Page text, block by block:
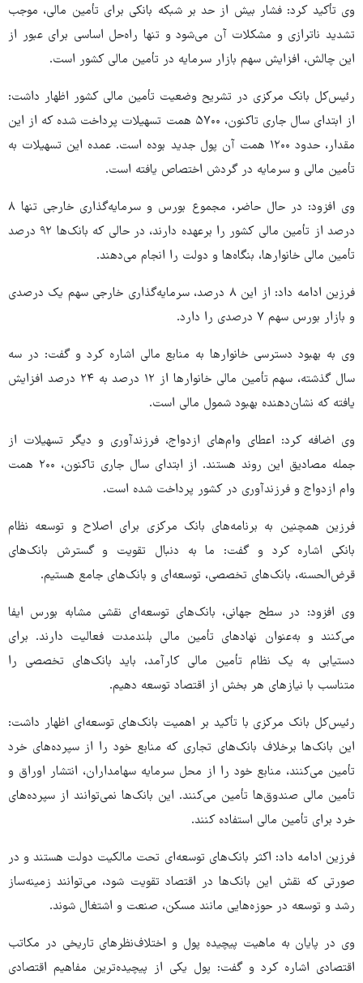
وی تأکید کرد: فشار بیش از حد بر شبکه بانکی برای تأمین مالی، موجب
تشدید ناترازی و مشکلات آن می‌شود و تنها راه‌حل اساسی برای عبور از
این چالش، افزایش سهم بازار سرمایه در تأمین مالی کشور است.
رئیس‌کل بانک مرکزی در تشریح وضعیت تأمین مالی کشور اظهار داشت:
از ابتدای سال جاری تاکنون، ۵۷۰۰ همت تسهیلات پرداخت شده که از این
مقدار، حدود ۱۲۰۰ همت آن پول جدید بوده است. عمده این تسهیلات به
تأمین مالی و سرمایه در گردش اختصاص یافته است.
وی افزود: در حال حاضر، مجموع بورس و سرمایه‌گذاری خارجی تنها ۸
درصد از تأمین مالی کشور را برعهده دارند، در حالی که بانک‌ها ۹۲ درصد
تأمین مالی خانوارها، بنگاه‌ها و دولت را انجام می‌دهند.
فرزین ادامه داد: از این ۸ درصد، سرمایه‌گذاری خارجی سهم یک درصدی
و بازار بورس سهم ۷ درصدی را دارد.
وی به بهبود دسترسی خانوارها به منابع مالی اشاره کرد و گفت: در سه
سال گذشته، سهم تأمین مالی خانوارها از ۱۲ درصد به ۲۴ درصد افزایش
یافته که نشان‌دهنده بهبود شمول مالی است.
وی اضافه کرد: اعطای وام‌های ازدواج، فرزندآوری و دیگر تسهیلات از
جمله مصادیق این روند هستند. از ابتدای سال جاری تاکنون، ۲۰۰ همت
وام ازدواج و فرزندآوری در کشور پرداخت شده است.
فرزین همچنین به برنامه‌های بانک مرکزی برای اصلاح و توسعه نظام
بانکی اشاره کرد و گفت: ما به دنبال تقویت و گسترش بانک‌های
قرض‌الحسنه، بانک‌های تخصصی، توسعه‌ای و بانک‌های جامع هستیم.
وی افزود: در سطح جهانی، بانک‌های توسعه‌ای نقشی مشابه بورس ایفا
می‌کنند و به‌عنوان نهادهای تأمین مالی بلندمدت فعالیت دارند. برای
دستیابی به یک نظام تأمین مالی کارآمد، باید بانک‌های تخصصی را
متناسب با نیازهای هر بخش از اقتصاد توسعه دهیم.
رئیس‌کل بانک مرکزی با تأکید بر اهمیت بانک‌های توسعه‌ای اظهار داشت:
این بانک‌ها برخلاف بانک‌های تجاری که منابع خود را از سپرده‌های خرد
تأمین می‌کنند، منابع خود را از محل سرمایه سهامداران، انتشار اوراق و
تأمین مالی صندوق‌ها تأمین می‌کنند. این بانک‌ها نمی‌توانند از سپرده‌های
خرد برای تأمین مالی استفاده کنند.
فرزین ادامه داد: اکثر بانک‌های توسعه‌ای تحت مالکیت دولت هستند و در
صورتی که نقش این بانک‌ها در اقتصاد تقویت شود، می‌توانند زمینه‌ساز
رشد و توسعه در حوزه‌هایی مانند مسکن، صنعت و اشتغال شوند.
وی در پایان به ماهیت پیچیده پول و اختلاف‌نظرهای تاریخی در مکاتب
اقتصادی اشاره کرد و گفت: پول یکی از پیچیده‌ترین مفاهیم اقتصادی